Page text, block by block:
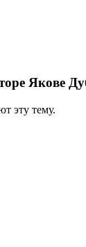
Якове
эту тему.